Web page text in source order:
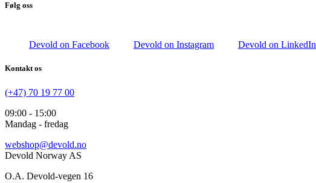
Følg oss
Devold on Facebook Devold on Instagram Devold on LinkedIn
Kontakt os
(+47) 70 19 77 00
09:00 - 15:00
Mandag - fredag
webshop@devold.no
Devold Norway AS
O.A. Devold-vegen 16